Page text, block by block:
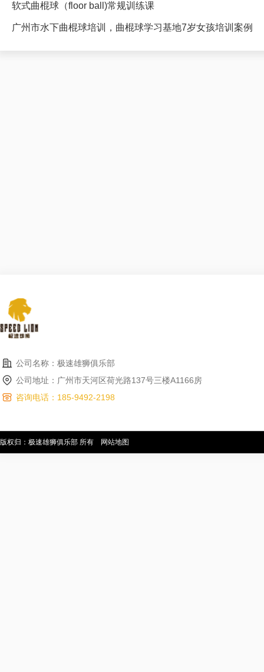
软式曲棍球（floor ball)常规训练课
广州市水下曲棍球培训，曲棍球学习基地7岁女孩培训案例
公司名称：极速雄狮俱乐部
公司地址：广州市天河区荷光路137号三楼A1166房
咨询电话：185-9492-2198
版权归：极速雄狮俱乐部 所有 网站地图